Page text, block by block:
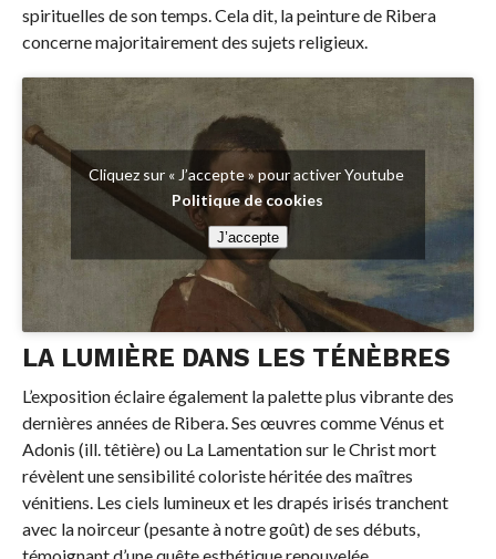
spirituelles de son temps. Cela dit, la peinture de Ribera
concerne majoritairement des sujets religieux.
Cliquez sur « J’accepte » pour activer Youtube
Politique de cookies
J’accepte
LA LUMIÈRE DANS LES TÉNÈBRES
L’exposition éclaire également la palette plus vibrante des
dernières années de Ribera. Ses œuvres comme Vénus et
Adonis (ill. têtière) ou La Lamentation sur le Christ mort
révèlent une sensibilité coloriste héritée des maîtres
vénitiens. Les ciels lumineux et les drapés irisés tranchent
avec la noirceur (pesante à notre goût) de ses débuts,
témoignant d’une quête esthétique renouvelée.